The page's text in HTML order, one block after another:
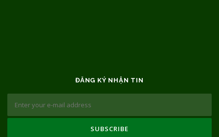
ĐĂNG KÝ NHẬN TIN